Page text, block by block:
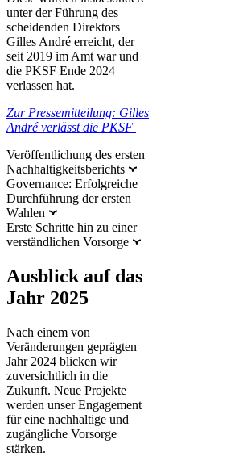
unter der Führung des
scheidenden Direktors
Gilles André erreicht, der
seit 2019 im Amt war und
die PKSF Ende 2024
verlassen hat.
Zur Pressemitteilung: Gilles
André verlässt die PKSF
Veröffentlichung des ersten
Nachhaltigkeitsberichts
Governance: Erfolgreiche
Durchführung der ersten
Wahlen
Erste Schritte hin zu einer
verständlichen Vorsorge
Ausblick auf das
Jahr 2025
Nach einem von
Veränderungen geprägten
Jahr 2024 blicken wir
zuversichtlich in die
Zukunft. Neue Projekte
werden unser Engagement
für eine nachhaltige und
zugängliche Vorsorge
stärken.